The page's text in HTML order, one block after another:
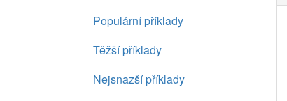
Populární příklady
Těžší příklady
Nejsnazší příklady